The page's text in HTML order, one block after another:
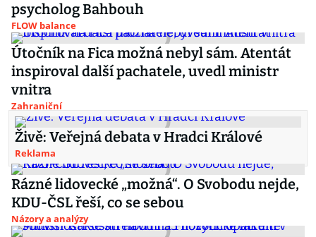
psycholog Bahbouh
FLOW balance
Útočník na Fica možná nebyl sám. Atentát
inspiroval další pachatele, uvedl ministr
vnitra
Zahraniční
Živě: Veřejná debata v Hradci Králové
Reklama
Rázné lidovecké „možná“. O Svobodu nejde,
KDU-ČSL řeší, co se sebou
Názory a analýzy